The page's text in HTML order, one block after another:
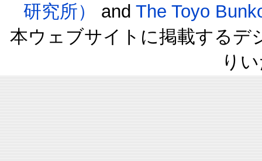
研究所） and The Toyo
本ウェブサイトに掲載するデ
り